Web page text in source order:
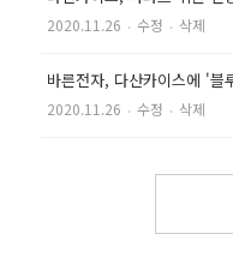
2020.11.26 ‧ 수정 ‧ 삭제
바른전자, 다산카이스에 '블
2020.11.26 ‧ 수정 ‧ 삭제